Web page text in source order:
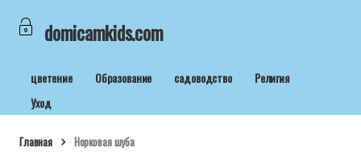
domicamkids.com
цветение Образование садоводство
Религия
Уход
Главная Норковая шуба